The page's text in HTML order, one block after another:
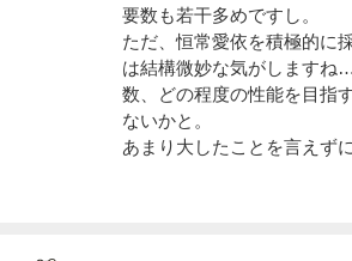
要数も若干多めですし。
ただ、恒常愛依を積極的に
は結構微妙な気がします
数、どの程度の性能を目指
ないかと。
あまり大したことを言えず